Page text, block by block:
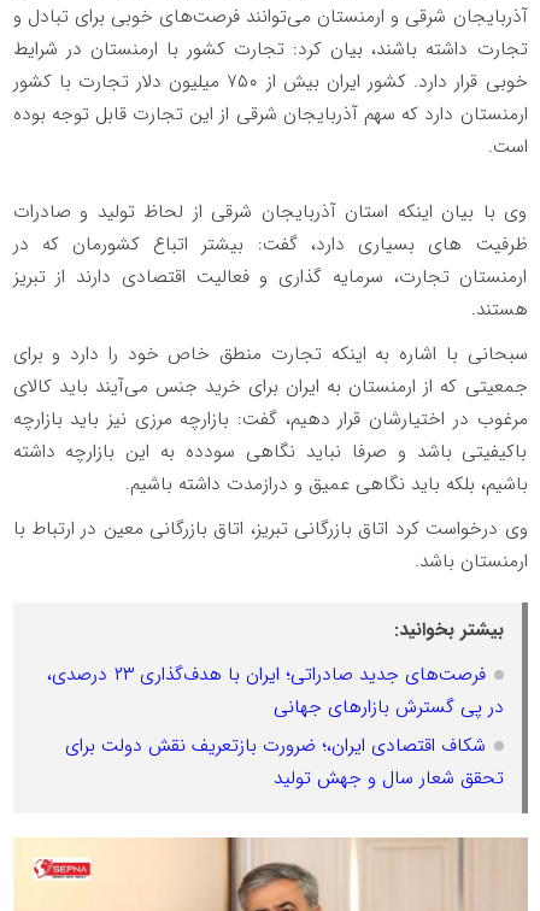
آذربایجان شرقی و ارمنستان می‌توانند فرصت‌های خوبی برای تبادل و
تجارت داشته باشند، بیان کرد: تجارت کشور با ارمنستان در شرایط
خوبی قرار دارد. کشور ایران بیش از ۷۵۰ میلیون دلار تجارت با کشور
ارمنستان دارد که سهم آذربایجان شرقی از این تجارت قابل توجه بوده
است.
وی با بیان اینکه استان آذربایجان شرقی از لحاظ تولید و صادرات
ظرفیت های بسیاری دارد، گفت: بیشتر اتباع کشورمان که در
ارمنستان تجارت، سرمایه گذاری و فعالیت اقتصادی دارند از تبریز
هستند.
سبحانی با اشاره به اینکه تجارت منطق خاص خود را دارد و برای
جمعیتی که از ارمنستان به ایران برای خرید جنس می‌آیند باید کالای
مرغوب در اختیارشان قرار دهیم، گفت: بازارچه‌ مرزی نیز باید بازارچه‌
باکیفیتی باشد و صرفا نباید نگاهی سودده به این بازارچه داشته
باشیم، بلکه باید نگاهی عمیق و درازمدت داشته باشیم.
وی درخواست کرد اتاق بازرگانی تبریز، اتاق بازرگانی معین در ارتباط با
ارمنستان باشد.
بیشتر بخوانید:
فرصت‌های جدید صادراتی؛ ایران با هدف‌گذاری ۲۳ درصدی،
در پی گسترش بازارهای جهانی
شکاف اقتصادی ایران،؛ ضرورت بازتعریف نقش دولت برای
تحقق شعار سال و جهش تولید